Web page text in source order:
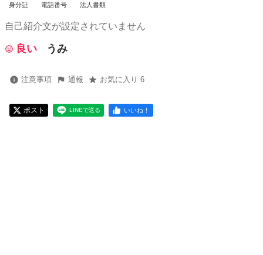
身分証 電話番号 法人書類
自己紹介文が設定されていません
良い うみ
注意事項 通報 お気に入り 6
ポスト LINEで送る いいね！